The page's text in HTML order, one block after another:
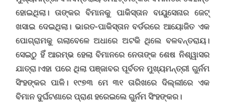
ହୋଇଥିଲା। ତାଙ୍କର ବିମାନକୁ ପାକିସ୍ତାନ ବାୟୁସେନାର ଜେଟ୍
ଖସାଇ ଦେଇଥିଲା। ଭାରତ-ପାକିସ୍ତାନ ବର୍ଡରରେ ଆୟୋଜିତ ଏକ
ପୋଗ୍ରାମକୁ ଗଲାବେଳେ ଅଧାରେ ଅଟକି ଥିଲେ ବଳବନ୍ତରାୟ।
ସେଇଠୁ ହିଁ ଆରମ୍ଭ ହେଲା ବିମାନରେ ନେତାଙ୍କ ଶେଷ ନିଶ୍ୱାସର
ଯାତ୍ରା।ଏହା ପରେ ଥିଲା ପଞ୍ଜାବର ପୂର୍ବତନ ମୁଖ୍ୟମନ୍ତ୍ରୀ ଗୁର୍ନମ
ସିଂହଙ୍କର ପାଳି। ୧୯୭୩ ମେ ୩୧ ତାରିଖରେ ଦିଲ୍ଲୀରେ ଏକ
ବିମାନ ଦୁର୍ଘଟଣାରେ ପ୍ରାଣ ହରେଇଲେ ଗୁର୍ନମ ସିଂହଙ୍କର ।